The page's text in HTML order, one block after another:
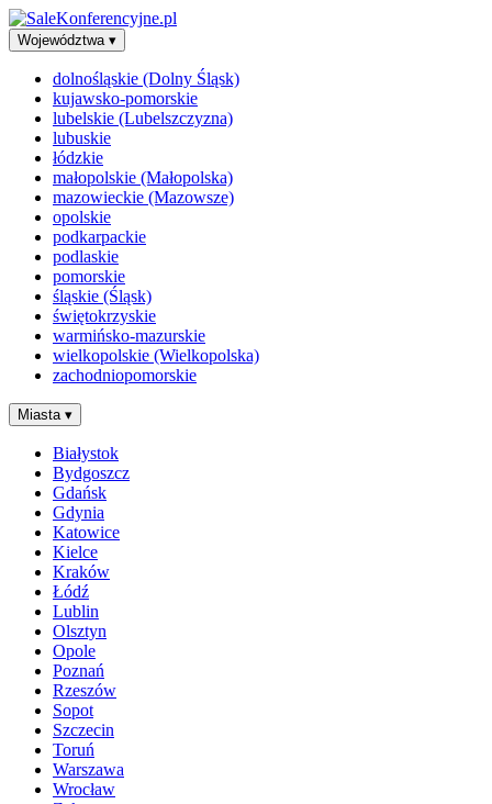
Województwa ▾
dolnośląskie (Dolny Śląsk)
kujawsko-pomorskie
lubelskie (Lubelszczyzna)
lubuskie
łódzkie
małopolskie (Małopolska)
mazowieckie (Mazowsze)
opolskie
podkarpackie
podlaskie
pomorskie
śląskie (Śląsk)
świętokrzyskie
warmińsko-mazurskie
wielkopolskie (Wielkopolska)
zachodniopomorskie
Miasta ▾
Białystok
Bydgoszcz
Gdańsk
Gdynia
Katowice
Kielce
Kraków
Łódź
Lublin
Olsztyn
Opole
Poznań
Rzeszów
Sopot
Szczecin
Toruń
Warszawa
Wrocław